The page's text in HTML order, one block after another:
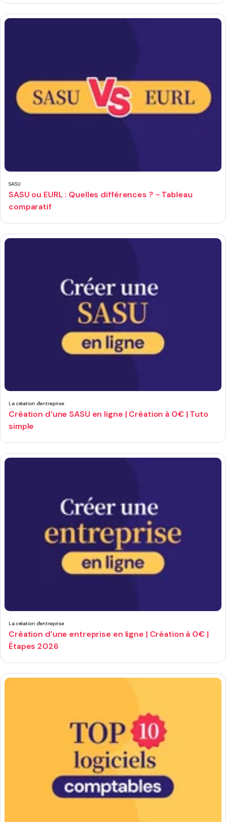
SASU
SASU ou EURL : Quelles différences ? - Tableau
comparatif
La création d'entreprise
Création d'une SASU en ligne | Création à 0€ | Tuto
simple
La création d'entreprise
Création d'une entreprise en ligne | Création à 0€ |
Étapes 2026